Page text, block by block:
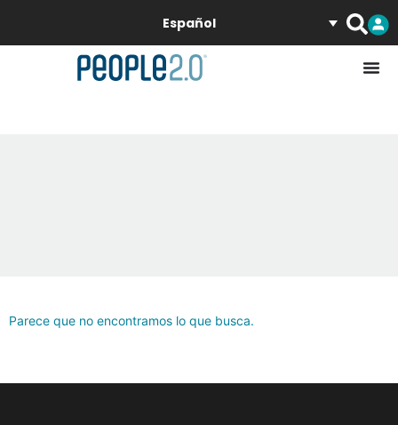
Español
Parece que no encontramos lo que busca.